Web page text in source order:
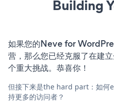
Building
如果您的Neve for
营，那么您已经克服了在建
个重大挑战。恭喜你！
但接下来是the hard part：如
持更多的访问者？